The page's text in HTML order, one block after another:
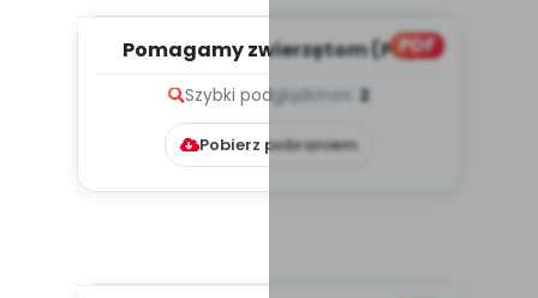
PDF
Pomagamy zwierzętom (PD)
Szybki podglądstron: 2
Pobierz pobraniem